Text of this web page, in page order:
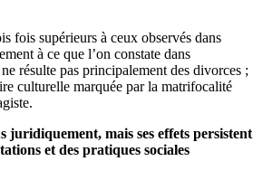
fois supérieurs à ceux observés dans
à ce que l’on constate dans
résulte pas principalement des divorces ;
culturelle marquée par la matrifocalité
juridiquement, mais ses effets persistent
et des pratiques sociales